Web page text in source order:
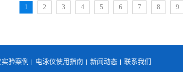
1 2 3 4 5 6 7 8 9
验案例 电泳仪使用指南 新闻动态
联系我们